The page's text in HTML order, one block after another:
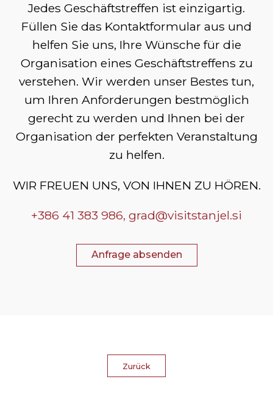
Jedes Geschäftstreffen ist einzigartig.
Füllen Sie das Kontaktformular aus und
helfen Sie uns, Ihre Wünsche für die
Organisation eines Geschäftstreffens zu
verstehen. Wir werden unser Bestes tun,
um Ihren Anforderungen bestmöglich
gerecht zu werden und Ihnen bei der
Organisation der perfekten Veranstaltung
zu helfen.
WIR FREUEN UNS, VON IHNEN ZU HÖREN.
+386 41 383 986, grad@visitstanjel.si
Anfrage absenden
Zurück